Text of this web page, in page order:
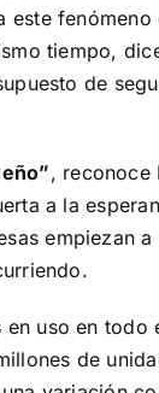
este
tiempo,
de
, reconoce
a la
empiezan
uso en todo
de